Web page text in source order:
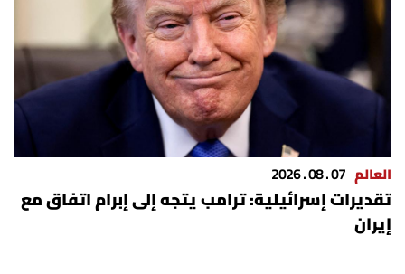
العالم 07 . 08 . 2026
تقديرات إسرائيلية: ترامب يتجه إلى إبرام اتفاق مع
إيران